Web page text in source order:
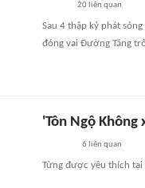
20 liên quan
Sau 4 thập kỷ phát
đóng vai Đường Tăng
'Tôn Ngộ
6 liên quan
Từng được yêu thích tại